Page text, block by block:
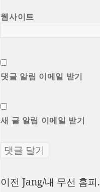
웹사이트
댓글 알림 이메일 받기
새 글 알림 이메일 받기
글
이전 이
Jang/내 무선 홈피.